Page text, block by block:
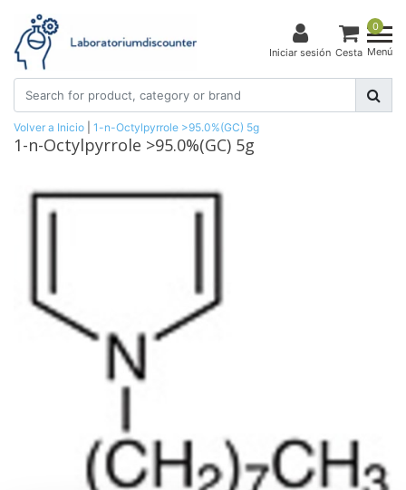
Iniciar sesión
0
Cesta Menú
Volver a Inicio 1-n-Octylpyrrole >95.0%(GC) 5g
1-n-Octylpyrrole >95.0%(GC) 5g